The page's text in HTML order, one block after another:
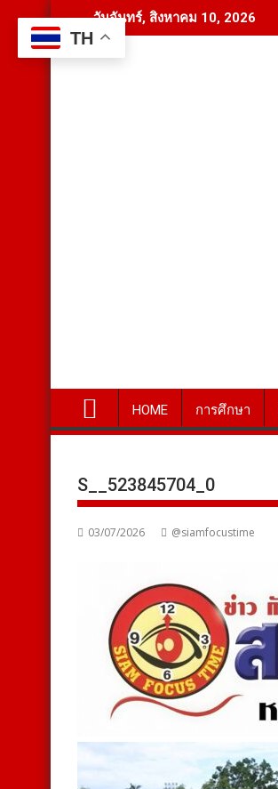
to
content
วันจันทร์, สิงหาคม 10, 2026
HOME การศึกษา
S__523845704_0
03/07/2026 @siamfocustime
TH